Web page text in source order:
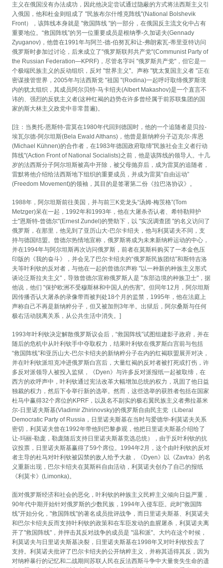
主义在俄国没有办法成功，因此他决定尝试通过隐蔽的方式将法西斯主义引
入俄国，他和杜金则组成了 "民族布尔什维克阵线"(National Bolshevik
Front），该阵线本身就是 "救国阵线 "的一部分，在俄国反主流文化中占有
重要地位。“救国阵线”的另一位重要成员是根纳季-久加诺夫(Gennady
Zyuganov)，他曾在1991年与阿兰-德-伯努瓦和让-弗朗索瓦-蒂里亚特访问
俄罗斯时参加过讨论，后来成立了"俄罗斯联邦共产党"(Communist Party of
the Russian Federation—KPRF)，尽管名字叫 "俄罗斯共产党"，但它是一
个极端民族主义的反动组织，反对 "世界主义"。声称 "犹太复国主义者 "正在
密谋接管世界，2005年与法西斯党 "祖国 "(Rodina)一起呼吁取缔俄罗斯境
内的犹太组织，其成员阿尔贝特-马卡绍夫(Albert Makashov)是一个直言不
讳的、强烈的反犹主义者(这种红褐的趋势在许多曾经属于前苏联集团的国
家的斯大林主义政党中非常普遍)。
[注：当奥托-恩斯特-雷莫在1980年代回到德国时，他的一个追随者是贝拉-
埃瓦尔德-阿尔坦斯(Bela Ewald Althans)，他曾是新纳粹分子迈克尔-库恩
(Michael Kühnen)的合作者，在1983年德国政府取缔"民族社会主义者行动
阵线"(Action Front of National Socialists)之前，他是该阵线的领导人。十几
岁的法西斯分子阿尔坦斯被高中开除，被父母抛弃后，成为雷莫的追随者，
雷默将他介绍给法西斯地下组织的重要成员，并成为雷莫“自由运动”
(Freedom Movement)的领袖，其目的是签署第二份《拉巴洛协议》。
1988年，阿尔坦斯前往美国，并与前三K党龙头“汤姆-梅茨格”(Tom
Metzger)呆在一起，1992年和1993年，他在大屠杀否认者、希特勒辩护
士"恩斯特-曾德尔"(Ernest Zundel)的赞助下，以 "实况调查团 "的名义访问了
俄罗斯，在那里，他见到了亚历山大-巴尔卡绍夫，他与利莫诺夫不同，支
持与德国结盟。曾德尔热情地宣称，俄罗斯将成为未来新纳粹运动的中心，
并在1994年与阿尔坦斯再次访问俄罗斯，前者在莫斯科购买了一本金色压
印版的《我的奋斗》，并会见了巴尔卡绍夫的“俄罗斯民族团结”和斯特吉洛
夫等叶利钦的反对者，与他在一起的曾德尔声称 "以一种新的种族主义形式
谈论泛斯拉夫主义"，导致曾德尔宣称俄罗斯人是 "东部边境的种族卫士"，据
他说，他们 "保护欧洲不受穆斯林和中国人的伤害"。但同年12月，阿尔坦斯
因传播否认大屠杀的录像带而被判处18个月的监禁，1995年，他在法庭上
声称自己不再是新纳粹分子，但又被加刑3年半。出狱后，阿尔桑斯与任何
极右活动脱离关系，从公共生活中消失。]
1993年叶利钦决定解散俄罗斯议会后，“救国阵线”试图组建影子政府，并在
随后的危机中从叶利钦手中夺取权力，结果叶利钦在俄罗斯白宫前与包括
“救国阵线”和亚历山大-巴尔卡绍夫的新纳粹分子在内的红褐联盟展开对决，
并在叶利钦派坦克冲进俄罗斯白宫后，大量红褐的反对者被打死或打伤，许
多反对派领导人被投入监狱，《Dyen》与许多反对派报纸一起被取缔，在
西方的欢呼声中，叶利钦通过宪法改革大幅增加总统的权力，巩固了他日益
独裁的权力，然后下令举行新的选举。然而，这些选举的获胜者包括在国家
杜马中赢得32个席位的KPRF，以及名不副实的极右翼民族主义者弗拉基米
尔-日里诺夫斯基(Vladimir Zhirinovsky)的俄罗斯自由民主党（Liberal
Democratic Party of Russia，日里诺夫斯基在当时与爱德华-利莫诺夫关系
密切，利莫诺夫曾在1992年带他到巴黎参观，他把日里诺夫斯基介绍给了
让-玛丽-勒庞，勒庞随后支持日里诺夫斯基竞选总统），由于反叶利钦的抗
议投票，日里诺夫斯基赢得了59个席位。1994年2月，这个由叶利钦的反对
者主导的杜马对叶利钦被囚禁的敌人给予大赦，《Dyen》以《Zavtra》的名
义重新出现，巴尔卡绍夫在莫斯科自由活动，利莫诺夫创办了自己的报纸
《利莫卡》(Limonka)。
面对俄罗斯经济和社会的恶化，叶利钦的种族主义民粹主义倾向日益严重，
90年代中期开始针对俄罗斯的少数民族，1994年入侵车臣。此时"救国阵
线"开始分化，"救国阵线"的著名成员批评战争，而日里诺夫斯基、利莫诺夫
和巴尔卡绍夫反而支持叶利钦的政策和在车臣发动的血腥屠杀，利莫诺夫离
开了"救国阵线"，并抨击其反对战争的成员是 "温和派"。大约在这个时候，
利莫诺夫与日里诺夫斯基决裂，日里诺夫斯基在1998年又对叶利钦投去了
支持。利莫诺夫批评了巴尔卡绍夫的公开纳粹主义，并称其适得其反，因为
对纳粹暴行的记忆和二战期间苏联人民在反法西斯斗争中大量丧失生命的遗